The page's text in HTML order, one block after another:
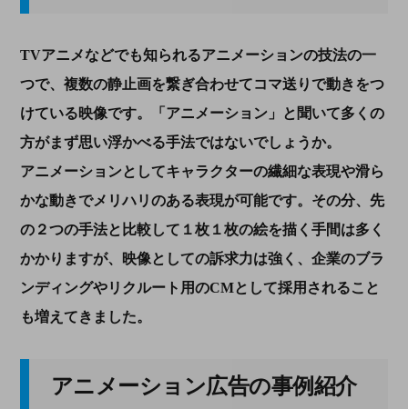
TVアニメなどでも知られるアニメーションの技法の一
つで、複数の静止画を繋ぎ合わせてコマ送りで動きをつ
けている映像です。「アニメーション」と聞いて多くの
方がまず思い浮かべる手法ではないでしょうか。
アニメーションとしてキャラクターの繊細な表現や滑ら
かな動きでメリハリのある表現が可能です。その分、先
の２つの手法と比較して１枚１枚の絵を描く手間は多く
かかりますが、映像としての訴求力は強く、企業のブラ
ンディングやリクルート用のCMとして採用されること
も増えてきました。
アニメーション広告の事例紹介